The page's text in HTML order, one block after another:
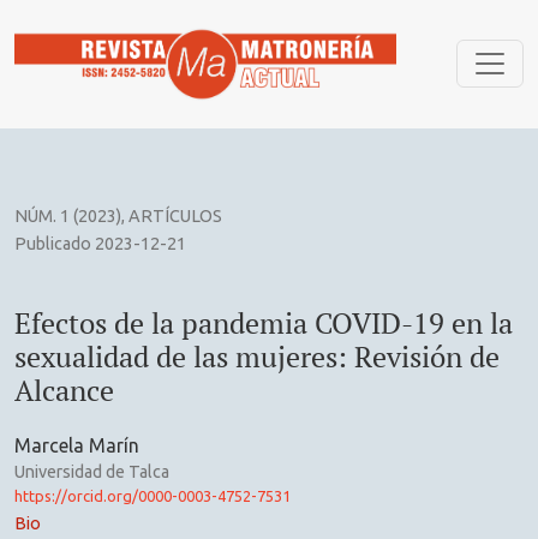
NÚM. 1 (2023), ARTÍCULOS
Efectos de la pandemia COVID-19 en la
sexualidad de las mujeres: Revisión de
Alcance
Publicado 2023-12-21
Marcela Marín
Universidad de Talca
https://orcid.org/0000-0003-4752-7531
Bio